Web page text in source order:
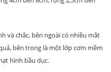
và chắc, bên ngoài có nhiều mắt
bên trong là một lớp cơm mềm
hình bầu dục.